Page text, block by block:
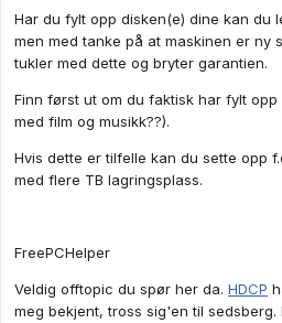
Har du fylt opp disken(e) dine kan du
men med tanke på at maskinen er ny
tukler med dette og bryter garantien.
Finn først ut om du faktisk har fylt opp
med film og musikk??).
Hvis dette er tilfelle kan du sette opp
med flere TB lagringsplass.
FreePCHelper
Veldig offtopic du spør her da. HDCP
meg bekjent, tross sig'en til sedsberg.